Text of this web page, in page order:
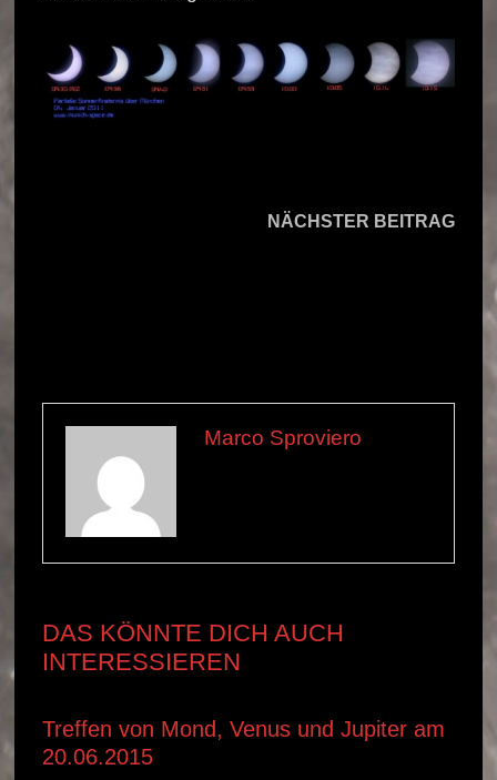
BeitragsnavigationNÄCHSTER BEITRAG
Marco Sproviero
DAS KÖNNTE DICH AUCH
INTERESSIEREN
Treffen von Mond, Venus und Jupiter am
20.06.2015